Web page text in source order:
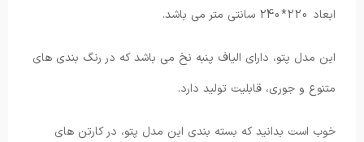
ابعاد 220*240 سانتی متر می باشد.
این مدل پتو، دارای الیاف پنبه نخ می باشد که در رنگ بندی های
متنوع و جوری، قابلیت تولید دارد.
خوب است بدانید که بسته بندی این مدل پتو، در کارتن های